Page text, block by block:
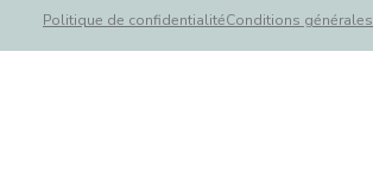
Politique de confidentialitéConditions générales